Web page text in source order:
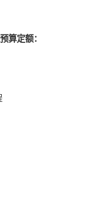
算定额：
工程计价定额
设工程消耗量定